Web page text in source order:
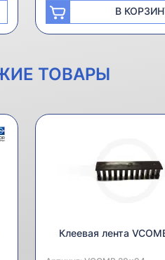
В
ТОВАРЫ
Клеевая лента